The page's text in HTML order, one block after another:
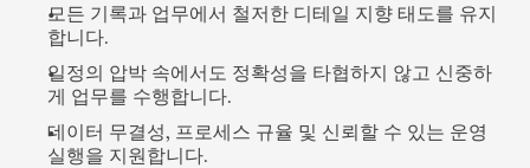
모든 기록과 업무에서 철저한 디테일 지향 태도를 유지
합니다.
일정의 압박 속에서도 정확성을 타협하지 않고 신중하
게 업무를 수행합니다.
데이터 무결성, 프로세스 규율 및 신뢰할 수 있는 운영
실행을 지원합니다.